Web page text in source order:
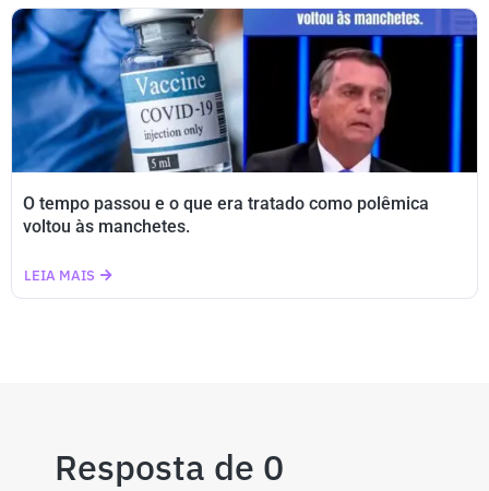
O tempo passou e o que era tratado como polêmica
voltou às manchetes.
LEIA MAIS
Resposta de 0